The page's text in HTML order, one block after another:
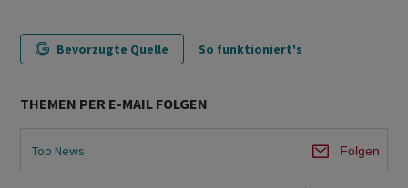
Bevorzugte Quelle So funktioniert's
THEMEN PER E-MAIL FOLGEN
Top News Folgen